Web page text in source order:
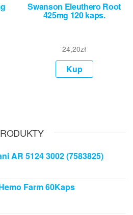
Swanson Eleuthero Root
425mg 120 kaps.
24,20zł
Kup
AR 5124 3002 (7583825)
Farm 60Kaps